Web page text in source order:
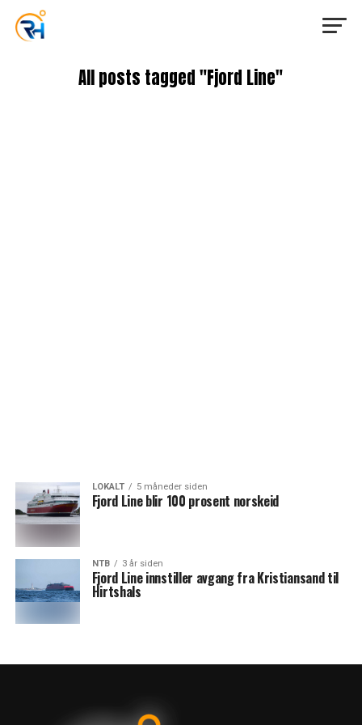
All posts tagged "Fjord Line"
LOKALT 5 måneder siden
Fjord Line blir 100 prosent norskeid
NTB 3 år siden
Fjord Line innstiller avgang fra Kristiansand til
Hirtshals